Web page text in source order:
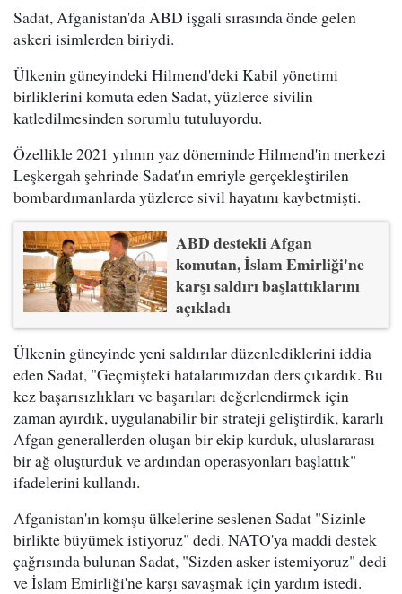
Sadat, Afganistan'da ABD işgali sırasında önde gelen
askeri isimlerden biriydi.
Ülkenin güneyindeki Hilmend'deki Kabil yönetimi
birliklerini komuta eden Sadat, yüzlerce sivilin
katledilmesinden sorumlu tutuluyordu.
Özellikle 2021 yılının yaz döneminde Hilmend'in merkezi
Leşkergah şehrinde Sadat'ın emriyle gerçekleştirilen
bombardımanlarda yüzlerce sivil hayatını kaybetmişti.
ABD destekli Afgan
komutan, İslam Emirliği'ne
karşı saldırı başlattıklarını
açıkladı
Ülkenin güneyinde yeni saldırılar düzenlediklerini iddia
eden Sadat, "Geçmişteki hatalarımızdan ders çıkardık. Bu
kez başarısızlıkları ve başarıları değerlendirmek için
zaman ayırdık, uygulanabilir bir strateji geliştirdik, kararlı
Afgan generallerden oluşan bir ekip kurduk, uluslararası
bir ağ oluşturduk ve ardından operasyonları başlattık"
ifadelerini kullandı.
Afganistan'ın komşu ülkelerine seslenen Sadat "Sizinle
birlikte büyümek istiyoruz" dedi. NATO'ya maddi destek
çağrısında bulunan Sadat, "Sizden asker istemiyoruz" dedi
ve İslam Emirliği'ne karşı savaşmak için yardım istedi.